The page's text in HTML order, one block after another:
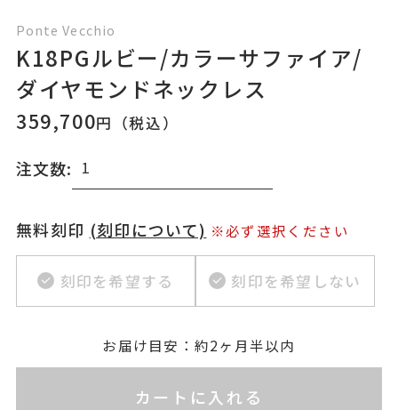
Ponte Vecchio
K18PGルビー/カラーサファイア/
ダイヤモンドネックレス
359,700円（税込）
注文数:
無料刻印 (刻印について) ※必ず選択ください
刻印を希望する 刻印を希望しない
お届け目安：約2ヶ月半以内
カートに入れる